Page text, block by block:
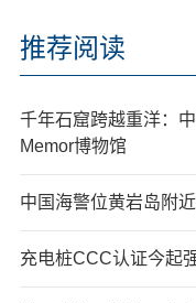
推荐阅读
千年石窟跨越重洋：
Memor博物馆
中国海警位黄岩岛附
充电桩CCC认证今起